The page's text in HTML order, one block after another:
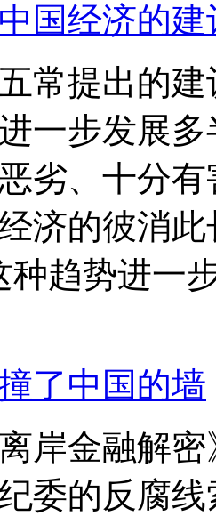
国经济的
常提出的
一步发展
劣、十分
济的彼消
种趋势进一
了中国的墙
岸金融解
委的反腐